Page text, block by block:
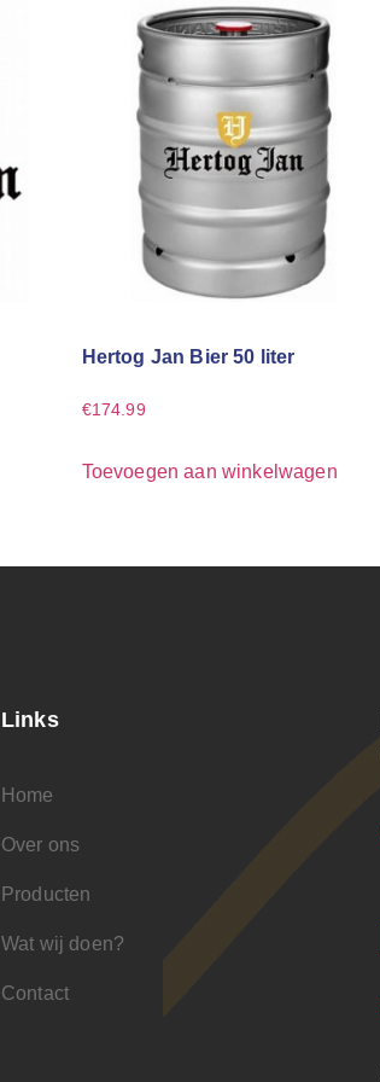
Hertog Jan Bier 50 liter
€174.99
Toevoegen aan winkelwagen
Links
Home
Over ons
Producten
Wat wij doen?
Contact